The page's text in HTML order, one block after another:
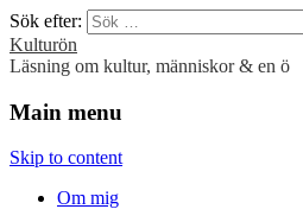
Sök efter:
Kulturön
Läsning om kultur, människor & en ö
Main menu
Skip to content
Om mig